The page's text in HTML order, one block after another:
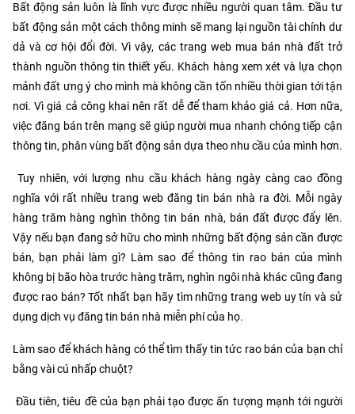
Bất động sản luôn là lĩnh vực được nhiều người quan tâm. Đầu tư
bất động sản một cách thông minh sẽ mang lại nguồn tài chính dư
dả và cơ hội đổi đời. Vì vậy, các trang web mua bán nhà đất trở
thành nguồn thông tin thiết yếu. Khách hàng xem xét và lựa chọn
mảnh đất ưng ý cho mình mà không cần tốn nhiều thời gian tới tận
nơi. Vì giá cả công khai nên rất dễ để tham khảo giá cả. Hơn nữa,
việc đăng bán trên mạng sẽ giúp người mua nhanh chóng tiếp cận
thông tin, phân vùng bất động sản dựa theo nhu cầu của mình hơn.
Tuy nhiên, với lượng nhu cầu khách hàng ngày càng cao đồng
nghĩa với rất nhiều trang web đăng tin bán nhà ra đời. Mỗi ngày
hàng trăm hàng nghìn thông tin bán nhà, bán đất được đẩy lên.
Vậy nếu bạn đang sở hữu cho mình những bất động sản cần được
bán, bạn phải làm gì? Làm sao để thông tin rao bán của mình
không bị bão hòa trước hàng trăm, nghìn ngôi nhà khác cũng đang
được rao bán? Tốt nhất bạn hãy tìm những trang web uy tín và sử
dụng dịch vụ đăng tin bán nhà miễn phí của họ.
Làm sao để khách hàng có thể tìm thấy tin tức rao bán của bạn chỉ
bằng vài cú nhấp chuột?
Đầu tiên, tiêu đề của bạn phải tạo được ấn tượng mạnh tới người